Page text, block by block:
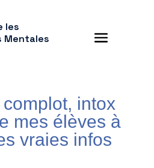
les
Mentales
intox
mes élèves à
vraies infos